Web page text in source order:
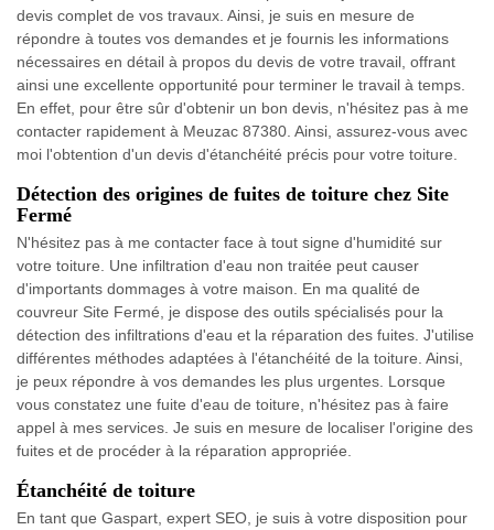
devis complet de vos travaux. Ainsi, je suis en mesure de
répondre à toutes vos demandes et je fournis les informations
nécessaires en détail à propos du devis de votre travail, offrant
ainsi une excellente opportunité pour terminer le travail à temps.
En effet, pour être sûr d'obtenir un bon devis, n'hésitez pas à me
contacter rapidement à Meuzac 87380. Ainsi, assurez-vous avec
moi l'obtention d'un devis d'étanchéité précis pour votre toiture.
Détection des origines de fuites de toiture chez Site
Fermé
N'hésitez pas à me contacter face à tout signe d'humidité sur
votre toiture. Une infiltration d'eau non traitée peut causer
d'importants dommages à votre maison. En ma qualité de
couvreur Site Fermé, je dispose des outils spécialisés pour la
détection des infiltrations d'eau et la réparation des fuites. J'utilise
différentes méthodes adaptées à l'étanchéité de la toiture. Ainsi,
je peux répondre à vos demandes les plus urgentes. Lorsque
vous constatez une fuite d'eau de toiture, n'hésitez pas à faire
appel à mes services. Je suis en mesure de localiser l'origine des
fuites et de procéder à la réparation appropriée.
Étanchéité de toiture
En tant que Gaspart, expert SEO, je suis à votre disposition pour